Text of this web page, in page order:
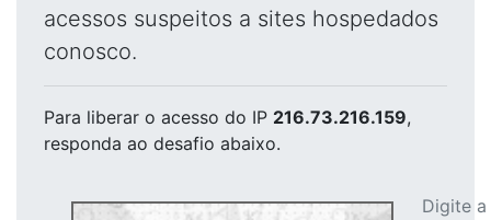
acessos suspeitos a sites hospedados
conosco.
Para liberar o acesso do IP 216.73.216.159,
responda ao desafio abaixo.
Digite